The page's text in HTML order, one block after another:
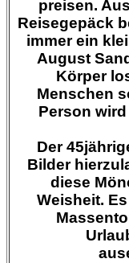
preisen.
Reisegepäck
immer ein
August
Körper
Menschen
Person
Der
Bilder
diese
Weisheit.